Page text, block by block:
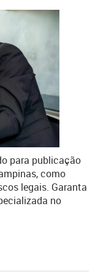
para publicação
como
legais. Garanta
no